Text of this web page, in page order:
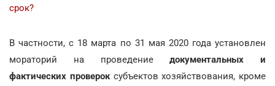
срок?
В частности, с 18 марта по 31 мая 2020 года установлен
мораторий на проведениедокументальных и
фактических провероксубъектов хозяйствования, кроме